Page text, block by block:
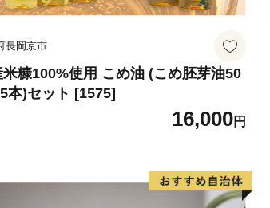
長岡京市
米糠100%使用 こめ油 (こめ胚芽油50
本)セット [1575]
16,000円